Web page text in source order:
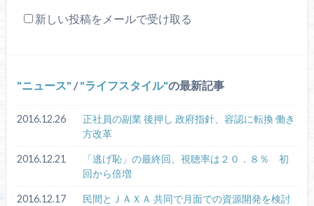
新しい投稿をメールで受け取る
ニュース / ライフスタイル の最新記事
2016.12.26
正社員の副業 後押し 政府指針、容認に転換 働き
方改革
2016.12.21
「逃げ恥」の最終回、視聴率は２０．８％ 初
回から倍増
2016.12.17
民間とＪＡＸＡ 共同で月面での資源開発を検討